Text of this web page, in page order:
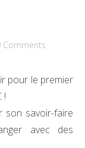
Comments
pour le premier
!
son savoir-faire
avec des